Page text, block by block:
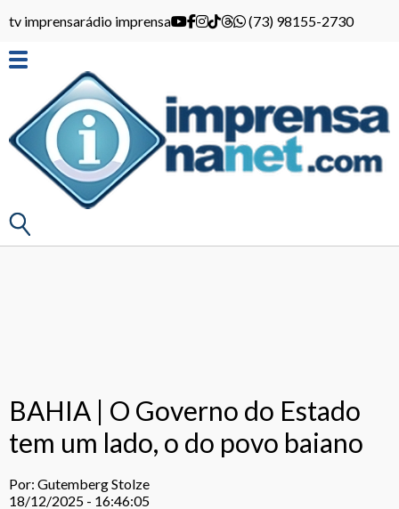
tv imprensarádio imprensa (73) 98155-2730
BAHIA | O Governo do Estado
tem um lado, o do povo baiano
Por: Gutemberg Stolze
18/12/2025 - 16:46:05